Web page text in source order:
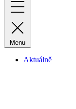
Menu
Aktuálně